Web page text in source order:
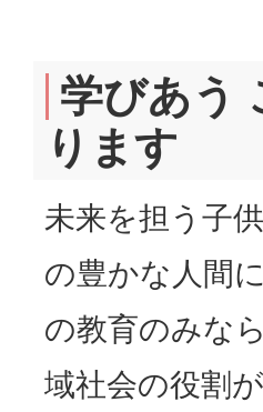
学びあう
ります
未来を担う子
の豊かな人間
の教育のみな
域社会の役割